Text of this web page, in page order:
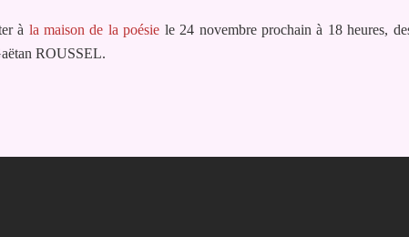
à la maison de la poésie le 24 novembre prochain à 18 heures,
ROUSSEL.